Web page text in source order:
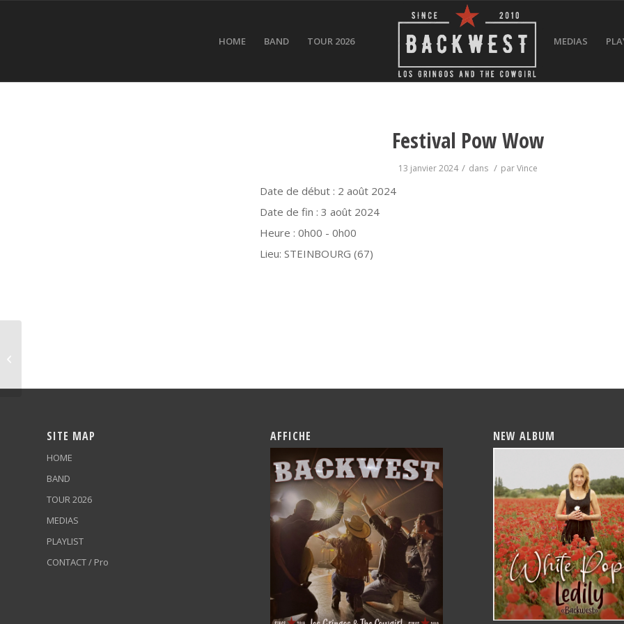
HOME BAND TOUR 2026 MEDIAS
Festival Pow Wow
13 janvier 2024 / dans / parVince
Date de début : 2 août 2024
Date de fin : 3 août 2024
Heure : 0h00 - 0h00
Lieu: STEINBOURG (67)
SITE MAP
HOME
BAND
TOUR 2026
MEDIAS
PLAYLIST
CONTACT / Pro
AFFICHE NEW ALBUM